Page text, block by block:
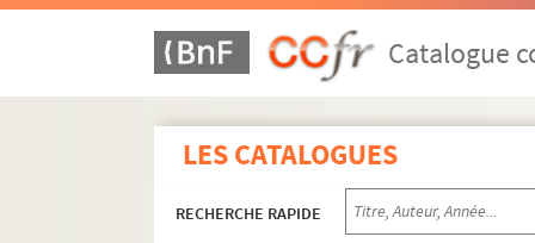
Catalogue
LES CATALOGUES
RECHERCHE RAPIDE